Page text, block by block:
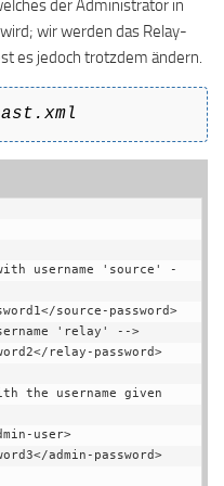
der Administrator in
wir werden das Relay-
es jedoch trotzdem ändern.